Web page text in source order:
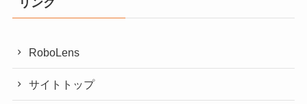
RoboLens
サイトトップ